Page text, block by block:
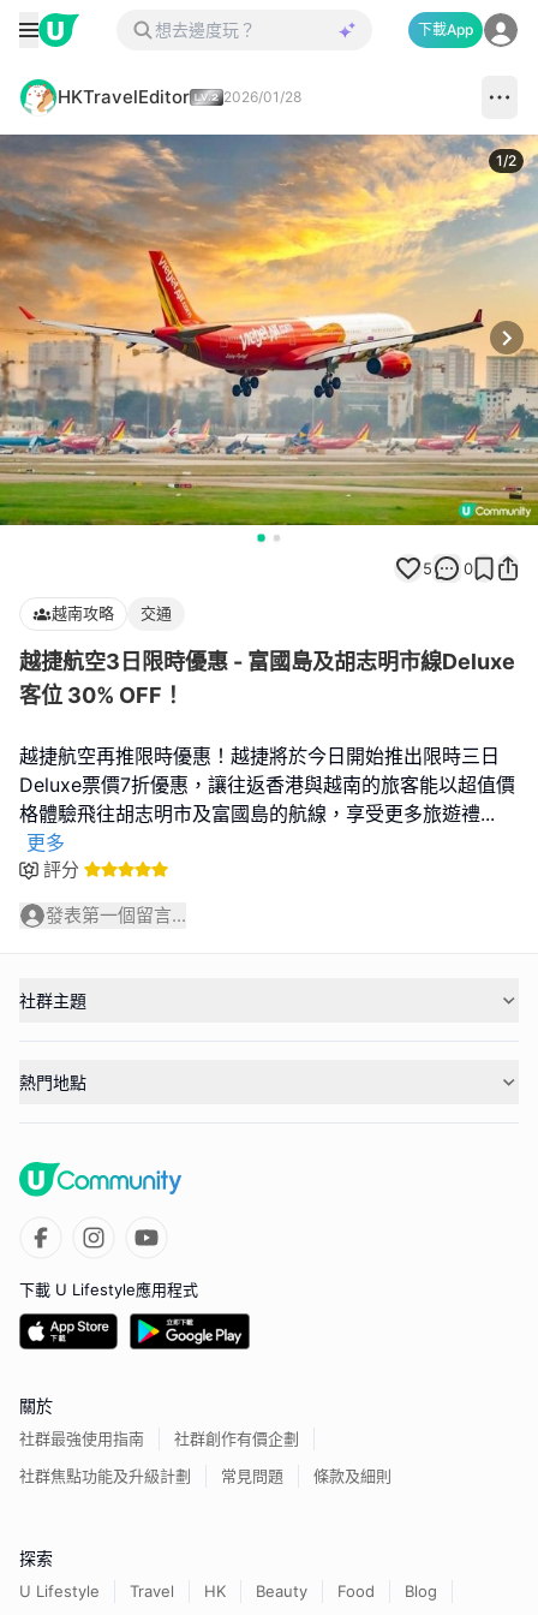
下載App
HKTravelEditor 2026/01/28
1/2
5 0
越南攻略 交通
越捷航空3日限時優惠 - 富國島及胡志明市線Deluxe
客位 30% OFF！
越捷航空再推限時優惠！越捷將於今日開始推出限時三日
Deluxe票價7折優惠，讓往返香港與越南的旅客能以超值價
格體驗飛往胡志明市及富國島的航線，享受更多旅遊禮...
更多
評分
發表第一個留言...
社群主題
熱門地點
下載 U Lifestyle應用程式
關於
社群最強使用指南
社群創作有價企劃
社群焦點功能及升級計劃
常見問題 條款及細則
探索
U Lifestyle Travel HK Beauty Food Blog